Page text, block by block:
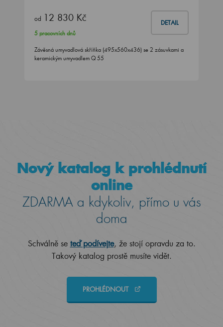
od 12 830 Kč DETAIL
5 pracovních dnů
Závěsná umyvadlová skříňka (495x560x436) se 2 zásuvkami a
keramickým umyvadlem Q 55
Nový katalog k prohlédnutí
online
ZDARMA a kdykoliv, přímo u vás
doma
Schválně se teď podívejte, že stojí opravdu za to.
Takový katalog prostě musíte vidět.
PROHLÉDNOUT